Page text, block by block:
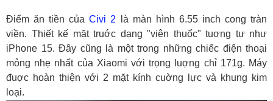
Điểm ăn tiền củaCivi 2 là màn hình 6.55 inch cong tràn
viền. Thiết kế mặt truớc dạng "viên thuốc" tuơng tự như
iPhone 15. Đây cũng là một trong những chiếc điện thoại
mỏng nhẹ nhất của Xiaomi với trọng luợng chỉ 171g. Máy
đuợc hoàn thiện với 2 mặt kính cuờng lực và khung kim
loại.